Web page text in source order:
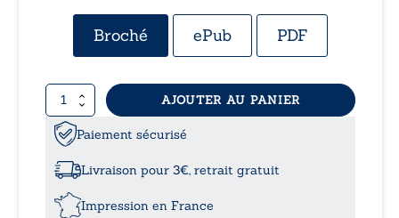
de
Broché ePub PDF
quantité
de
L’art
ou
AJOUTER AU PANIER
Paiement sécurisé
Livraison pour 3€, retrait gratuit
Impression en France